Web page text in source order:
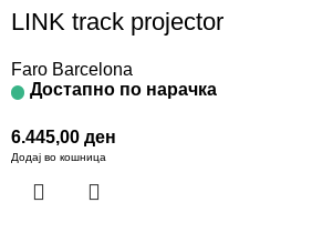
LINK track projector
Faro Barcelona
Достапно по нарачка
6.445,00 ден
Додај во кошница